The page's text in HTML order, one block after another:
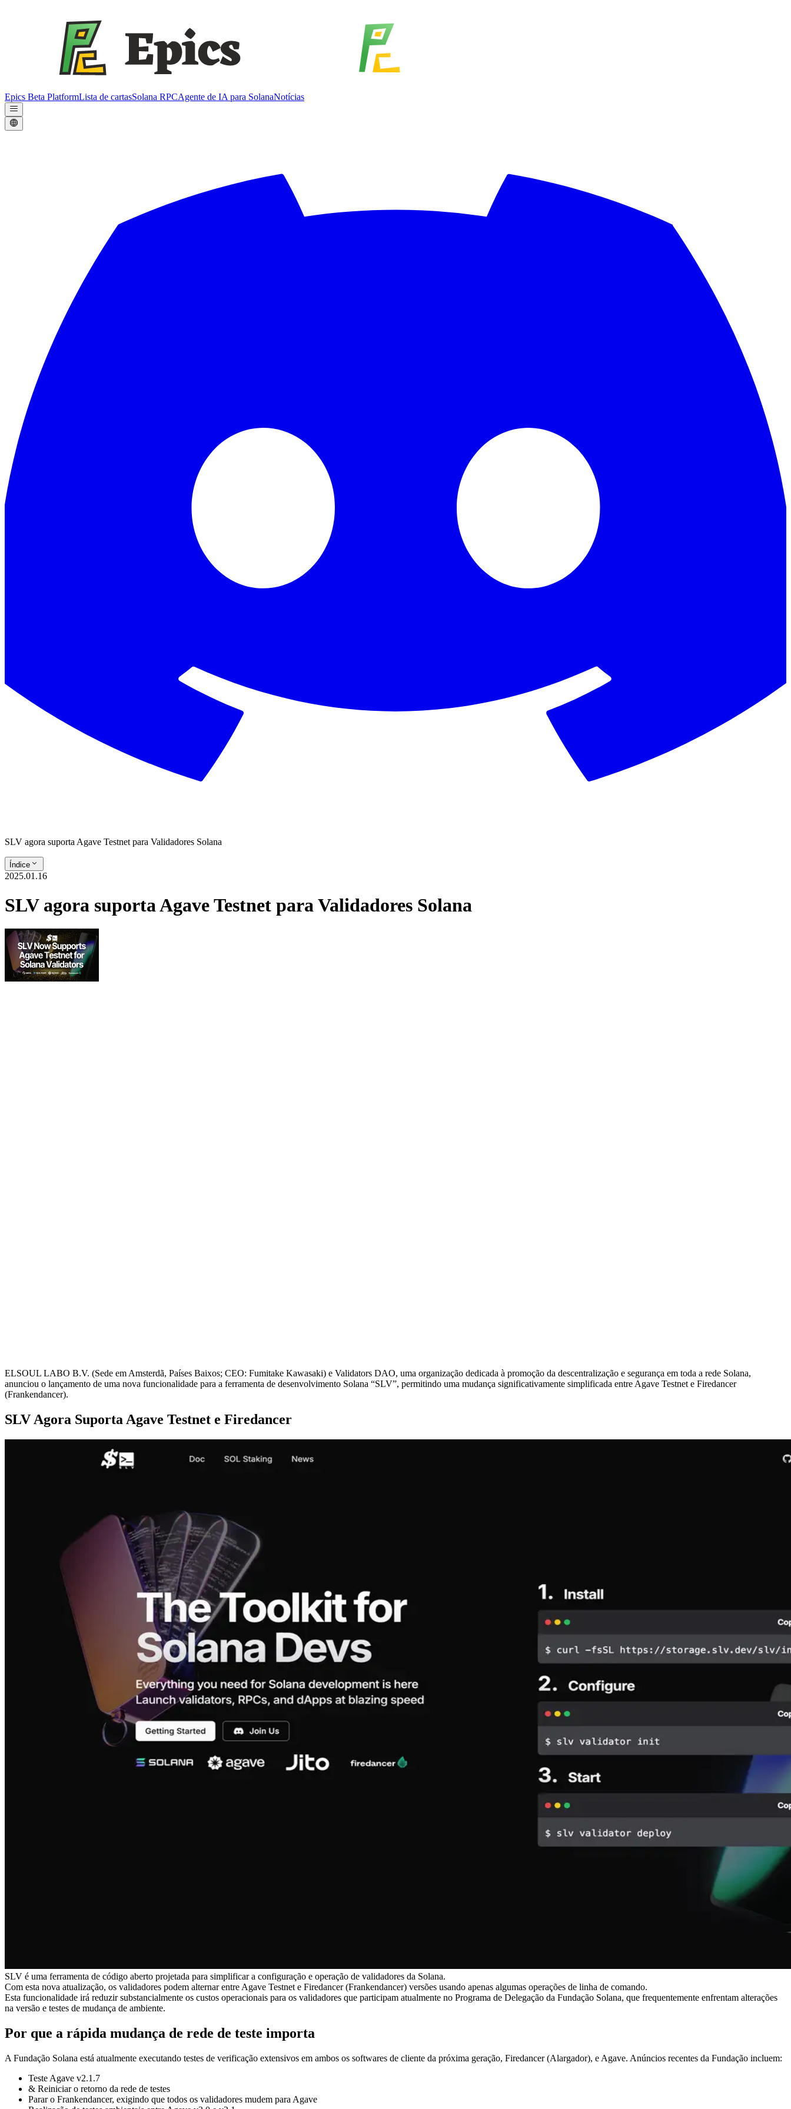
Epics Beta PlatformLista de cartasSolana RPCAgente de IA para SolanaNotícias
SLV agora suporta Agave Testnet para Validadores Solana
Índice
2025.01.16
SLV agora suporta Agave Testnet para Validadores Solana
ELSOUL LABO B.V. (Sede em Amsterdã, Países Baixos; CEO: Fumitake Kawasaki) e Validators DAO, uma organização dedicada à promoção da descentralização e segurança em toda a rede Solana,
anunciou o lançamento de uma nova funcionalidade para a ferramenta de desenvolvimento Solana “SLV”, permitindo uma mudança significativamente simplificada entre Agave Testnet e Firedancer
(Frankendancer).
SLV Agora Suporta Agave Testnet e Firedancer
SLV é uma ferramenta de código aberto projetada para simplificar a configuração e operação de validadores da Solana.
Com esta nova atualização, os validadores podem alternar entre Agave Testnet e Firedancer (Frankendancer) versões usando apenas algumas operações de linha de comando.
Esta funcionalidade irá reduzir substancialmente os custos operacionais para os validadores que participam atualmente no Programa de Delegação da Fundação Solana, que frequentemente enfrentam alterações
na versão e testes de mudança de ambiente.
Por que a rápida mudança de rede de teste importa
A Fundação Solana está atualmente executando testes de verificação extensivos em ambos os softwares de cliente da próxima geração, Firedancer (Alargador), e Agave. Anúncios recentes da Fundação incluem:
Teste Agave v2.1.7
& Reiniciar o retorno da rede de testes
Parar o Frankendancer, exigindo que todos os validadores mudem para Agave